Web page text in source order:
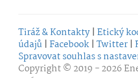
Tiráž & Kontakty | Etický
údajů | Facebook | Twitter |
Spravovat souhlas s
Copyright © 2019 - 2026